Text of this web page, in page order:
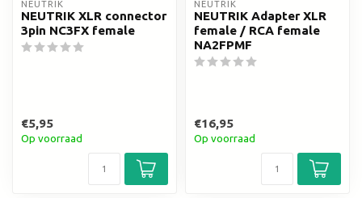
NEUTRIK
NEUTRIK XLR connector
3pin NC3FX female
€5,95
Op voorraad
NEUTRIK
NEUTRIK Adapter XLR
female / RCA female
NA2FPMF
€16,95
Op voorraad